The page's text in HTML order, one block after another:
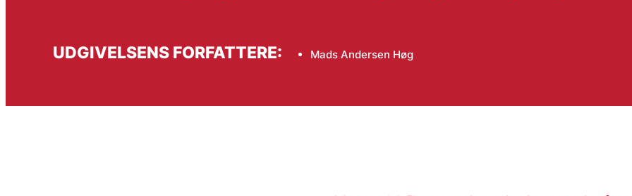
UDGIVELSENS FORFATTERE: Mads Andersen Høg